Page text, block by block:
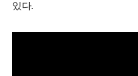
있다.